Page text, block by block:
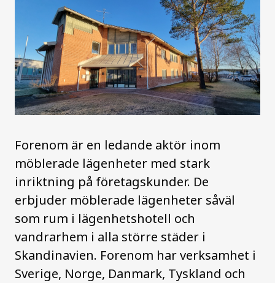
Forenom är en ledande aktör inom
möblerade lägenheter med stark
inriktning på företagskunder. De
erbjuder möblerade lägenheter såväl
som rum i lägenhetshotell och
vandrarhem i alla större städer i
Skandinavien. Forenom har verksamhet i
Sverige, Norge, Danmark, Tyskland och